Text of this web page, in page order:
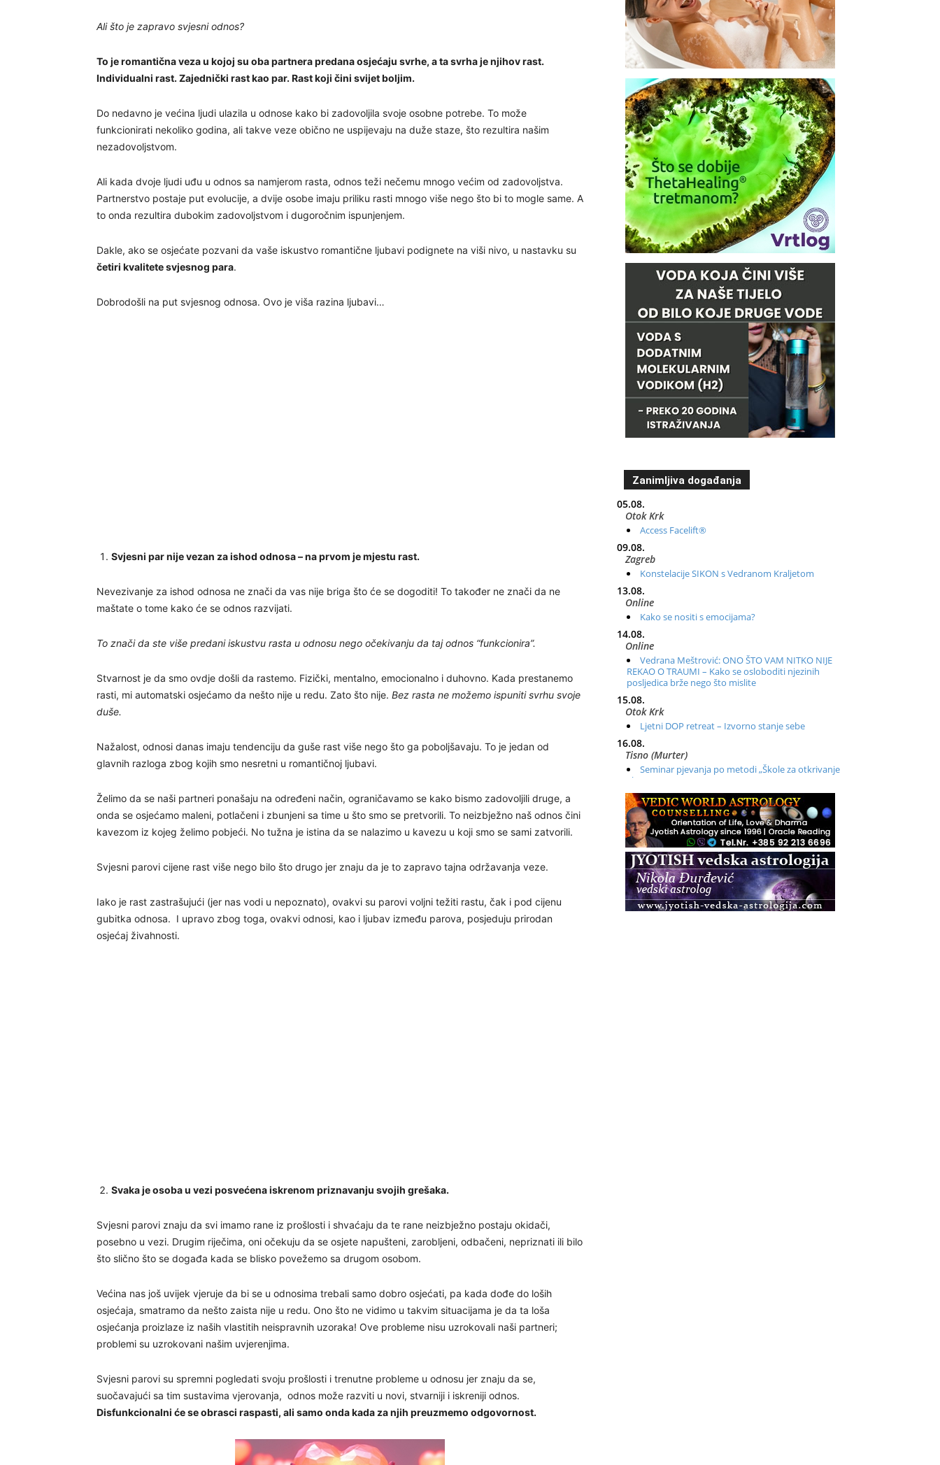
Ali što je zapravo svjesni odnos?
To je romantična veza u kojoj su oba partnera predana osjećaju svrhe, a ta svrha je njihov rast.
Individualni rast. Zajednički rast kao par. Rast koji čini svijet boljim.
Do nedavno je većina ljudi ulazila u odnose kako bi zadovoljila svoje osobne potrebe. To može
funkcionirati nekoliko godina, ali takve veze obično ne uspijevaju na duže staze, što rezultira našim
nezadovoljstvom.
Ali kada dvoje ljudi uđu u odnos sa namjerom rasta, odnos teži nečemu mnogo većim od zadovoljstva.
Partnerstvo postaje put evolucije, a dvije osobe imaju priliku rasti mnogo više nego što bi to mogle same. A
to onda rezultira dubokim zadovoljstvom i dugoročnim ispunjenjem.
Dakle, ako se osjećate pozvani da vaše iskustvo romantične ljubavi podignete na viši nivo, u nastavku su
četiri kvalitete svjesnog para.
Dobrodošli na put svjesnog odnosa. Ovo je viša razina ljubavi…
Svjesni par nije vezan za ishod odnosa – na prvom je mjestu rast.
Nevezivanje za ishod odnosa ne znači da vas nije briga što će se dogoditi! To također ne znači da ne
maštate o tome kako će se odnos razvijati.
To znači da ste više predani iskustvu rasta u odnosu nego očekivanju da taj odnos “funkcionira”.
Stvarnost je da smo ovdje došli da rastemo. Fizički, mentalno, emocionalno i duhovno. Kada prestanemo
rasti, mi automatski osjećamo da nešto nije u redu. Zato što nije. Bez rasta ne možemo ispuniti svrhu svoje
duše.
Nažalost, odnosi danas imaju tendenciju da guše rast više nego što ga poboljšavaju. To je jedan od
glavnih razloga zbog kojih smo nesretni u romantičnoj ljubavi.
Želimo da se naši partneri ponašaju na određeni način, ograničavamo se kako bismo zadovoljili druge, a
onda se osjećamo maleni, potlačeni i zbunjeni sa time u što smo se pretvorili. To neizbježno naš odnos čini
kavezom iz kojeg želimo pobjeći. No tužna je istina da se nalazimo u kavezu u koji smo se sami zatvorili.
Svjesni parovi cijene rast više nego bilo što drugo jer znaju da je to zapravo tajna održavanja veze.
Iako je rast zastrašujući (jer nas vodi u nepoznato), ovakvi su parovi voljni težiti rastu, čak i pod cijenu
gubitka odnosa. I upravo zbog toga, ovakvi odnosi, kao i ljubav između parova, posjeduju prirodan
osjećaj živahnosti.
Svaka je osoba u vezi posvećena iskrenom priznavanju svojih grešaka.
Svjesni parovi znaju da svi imamo rane iz prošlosti i shvaćaju da te rane neizbježno postaju okidači,
posebno u vezi. Drugim riječima, oni očekuju da se osjete napušteni, zarobljeni, odbačeni, nepriznati ili bilo
što slično što se događa kada se blisko povežemo sa drugom osobom.
Većina nas još uvijek vjeruje da bi se u odnosima trebali samo dobro osjećati, pa kada dođe do loših
osjećaja, smatramo da nešto zaista nije u redu. Ono što ne vidimo u takvim situacijama je da ta loša
osjećanja proizlaze iz naših vlastitih neispravnih uzoraka! Ove probleme nisu uzrokovali naši partneri;
problemi su uzrokovani našim uvjerenjima.
Svjesni parovi su spremni pogledati svoju prošlosti i trenutne probleme u odnosu jer znaju da se,
suočavajući sa tim sustavima vjerovanja, odnos može razviti u novi, stvarniji i iskreniji odnos.
Disfunkcionalni će se obrasci raspasti, ali samo onda kada za njih preuzmemo odgovornost.
Zanimljiva događanja
05.08.
Otok Krk
Access Facelift®
09.08.
Zagreb
Konstelacije SIKON s Vedranom Kraljetom
13.08.
Online
Kako se nositi s emocijama?
14.08.
Online
Vedrana Meštrović: ONO ŠTO VAM NITKO NIJE
REKAO O TRAUMI – Kako se osloboditi njezinih
posljedica brže nego što mislite
15.08.
Otok Krk
Ljetni DOP retreat – Izvorno stanje sebe
16.08.
Tisno (Murter)
Seminar pjevanja po metodi „Škole za otkrivanje
glasa“
20.08.
Online
Radionica: Pomagači iz drugih dimenzija Online –
otvoreno za sve
21.08.
Zagreb+Online
Osnovni ThetaHealing® tečaj, Zagreb i Online
22.08.
Pula